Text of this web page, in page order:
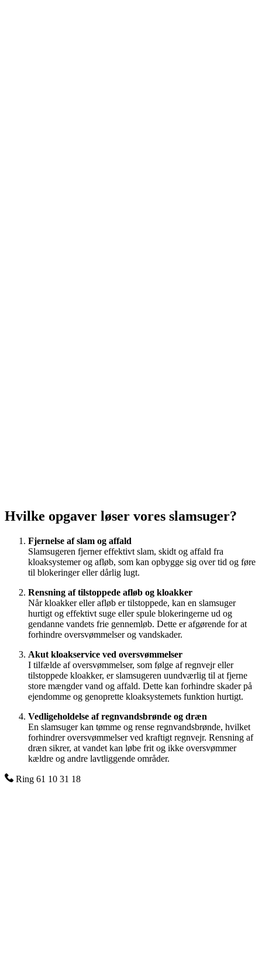
Hvilke opgaver løser vores slamsuger?
Fjernelse af slam og affald
Slamsugeren fjerner effektivt slam, skidt og affald fra
kloaksystemer og afløb, som kan opbygge sig over tid og føre
til blokeringer eller dårlig lugt.
Rensning af tilstoppede afløb og kloakker
Når kloakker eller afløb er tilstoppede, kan en slamsuger
hurtigt og effektivt suge eller spule blokeringerne ud og
gendanne vandets frie gennemløb. Dette er afgørende for at
forhindre oversvømmelser og vandskader.
Akut kloakservice ved oversvømmelser
I tilfælde af oversvømmelser, som følge af regnvejr eller
tilstoppede kloakker, er slamsugeren uundværlig til at fjerne
store mængder vand og affald. Dette kan forhindre skader på
ejendomme og genoprette kloaksystemets funktion hurtigt.
Vedligeholdelse af regnvandsbrønde og dræn
En slamsuger kan tømme og rense regnvandsbrønde, hvilket
forhindrer oversvømmelser ved kraftigt regnvejr. Rensning af
dræn sikrer, at vandet kan løbe frit og ikke oversvømmer
kældre og andre lavtliggende områder.
Ring 61 10 31 18